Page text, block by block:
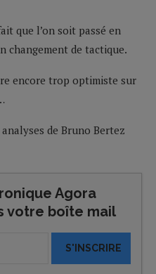
que l’on soit passé en
changement de tactique.
encore trop optimiste sur
de Bruno Bertez
Agora
votre boîte mail
S'INSCRIRE